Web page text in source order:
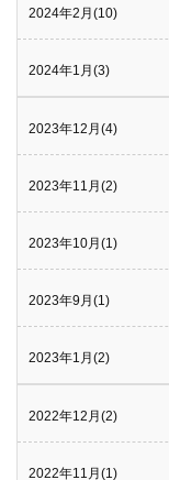
2024年2月(10)
2024年1月(3)
2023年12月(4)
2023年11月(2)
2023年10月(1)
2023年9月(1)
2023年1月(2)
2022年12月(2)
2022年11月(1)